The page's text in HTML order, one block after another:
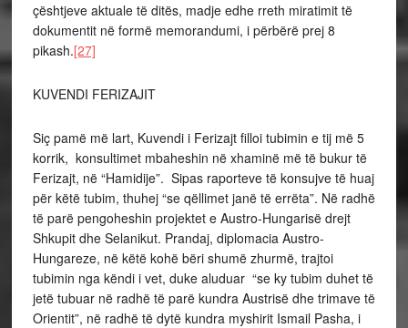
çështjeve aktuale të ditës, madje edhe rreth miratimit të
dokumentit në formë memorandumi, i përbërë prej 8
pikash.[27]
KUVENDI FERIZAJIT
Siç pamë më lart, Kuvendi i Ferizajt filloi tubimin e tij më 5
korrik, konsultimet mbaheshin në xhaminë më të bukur të
Ferizajt, në “Hamidije”. Sipas raporteve të konsujve të huaj
për këtë tubim, thuhej “se qëllimet janë të errëta”. Në radhë
të parë pengoheshin projektet e Austro-Hungarisë drejt
Shkupit dhe Selanikut. Prandaj, diplomacia Austro-
Hungareze, në këtë kohë bëri shumë zhurmë, trajtoi
tubimin nga këndi i vet, duke aluduar “se ky tubim duhet të
jetë tubuar në radhë të parë kundra Austrisë dhe trimave të
Orientit”, në radhë të dytë kundra myshirit Ismail Pasha, i